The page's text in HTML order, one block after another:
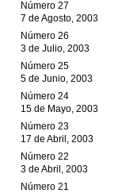
Número 27
7 de Agosto, 2003
Número 26
3 de Julio, 2003
Número 25
5 de Junio, 2003
Número 24
15 de Mayo, 2003
Número 23
17 de Abril, 2003
Número 22
3 de Abril, 2003
Número 21